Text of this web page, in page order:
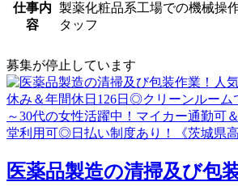
仕事内
容
製薬化粧品系工場での機械操
タッフ
募集が停止しています
医薬品製造の清掃及び包